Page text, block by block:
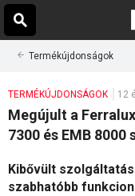
Termékújdonságok
TERMÉKÚJDONSÁGOK 12
Megújult a
7300 és EMB
Kibővült
szabhatóbb